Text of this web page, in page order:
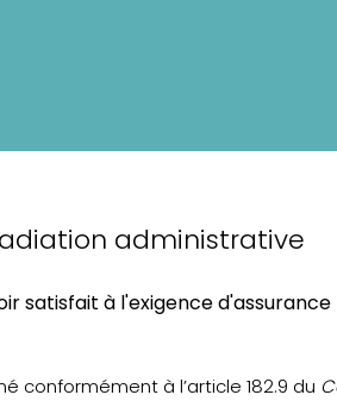
administrative
satisfait à l'exigence
conformément à l’article 182.9 du